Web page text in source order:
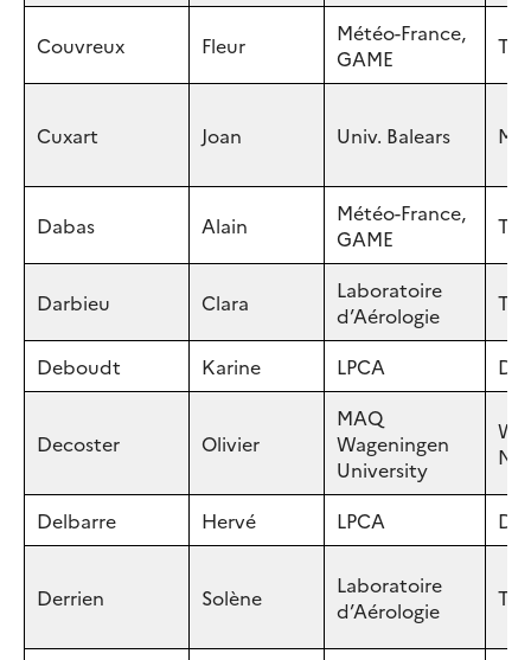
Couvreux Fleur
Météo-France,
GAME
Cuxart Joan Univ. Balears
Dabas Alain
Météo-France,
GAME
Darbieu Clara
Laboratoire
d’Aérologie
Deboudt Karine LPCA
Decoster Olivier
MAQ
Wageningen
University
NE
Delbarre Hervé LPCA
Derrien Solène
Laboratoire
d’Aérologie